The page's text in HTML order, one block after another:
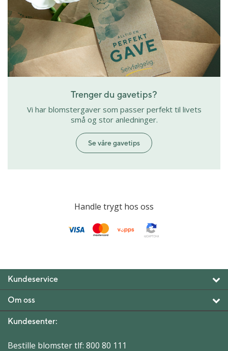
Trenger du gavetips?
Vi har blomstergaver som passer perfekt til livets
små og stor anledninger.
Se våre gavetips
Handle trygt hos oss
Kundeservice
Om oss
Kundesenter:
Bestille blomster tlf: 800 80 111